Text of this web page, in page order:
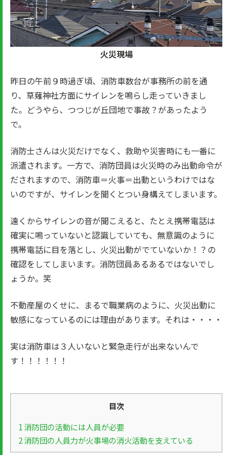
火災現場
昨日の午前９時過ぎ頃、消防車数台が事務所の前を通
り、草薙神社方面にサイレンを鳴らし走っていきまし
た。どうやら、つつじが丘団地で事故？があったよう
で。
消防士さんは火災だけでなく、救助や災害時にも一番に
派遣されます。一方で、消防団員は火災時のみ出動命令が
だされますので、消防車＝火事＝出動というわけではな
いのですが、サイレンを聞くとつい身構えてしまいます。
遠くからサイレンの音が聞こえると、たとえ携帯電話は
確実に鳴っていないと認識していても、無意識のように
携帯電話に目を落とし、火災出動がでていないか！？の
確認をしてしまいます。消防団員あるあるではないでし
ょうか。笑
不動産屋のくせに、まるで職業病のように、火災出動に
敏感になっているのには理由があります。それは・・・・
実は消防車は３人いないと緊急走行が出来ないんで
す！！！！！！
目次
1消防団の活動には人員が必要
2消防団の人員力が火事場の消火活動を支えている